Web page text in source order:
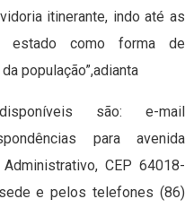
itinerante, indo até as
estado como forma de
população”,adianta
são: e-mail
para avenida
CEP 64018-
e pelos telefones (86)